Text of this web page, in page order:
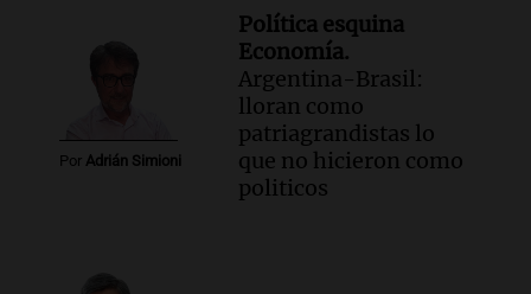
Por Adrián Simioni
Política esquina
Economía.
Argentina-Brasil:
lloran como
patriagrandistas lo
que no hicieron como
politicos